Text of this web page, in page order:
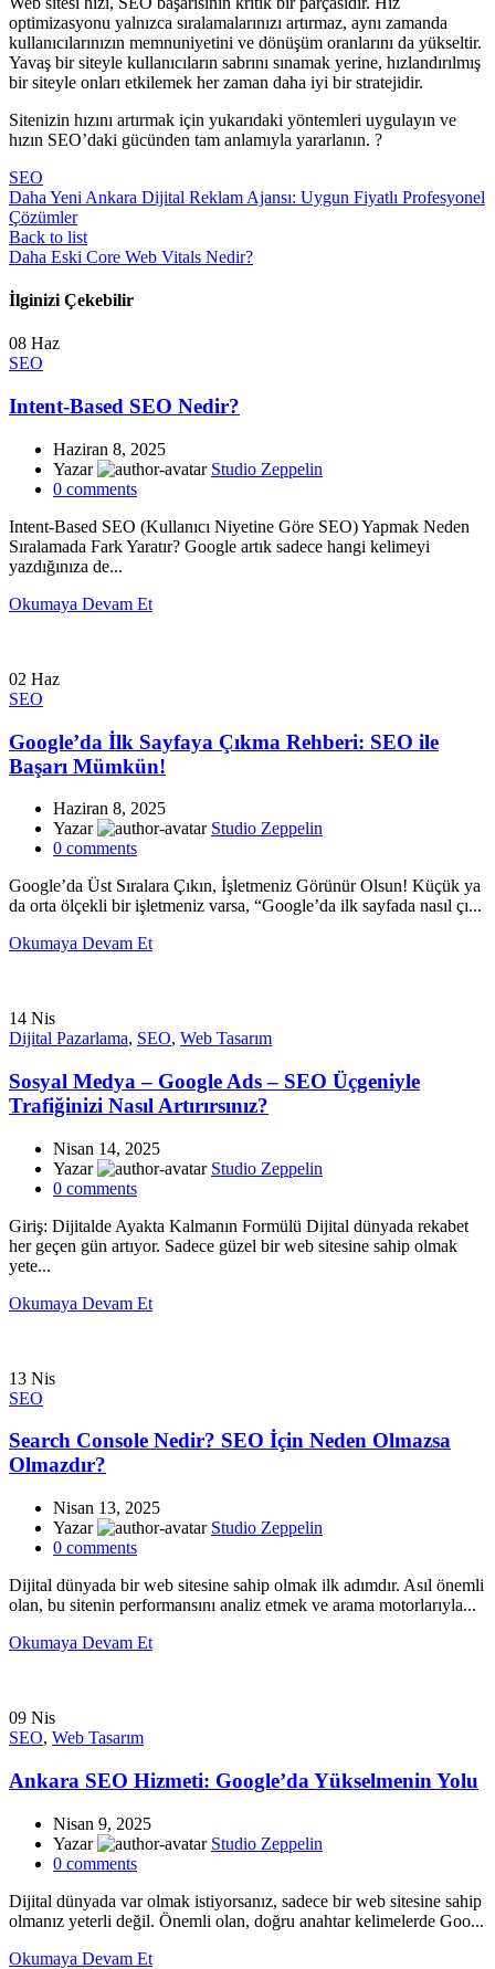
optimizasyonu yalnızca sıralamalarınızı artırmaz, aynı zamanda
kullanıcılarınızın memnuniyetini ve dönüşüm oranlarını da yükseltir.
Yavaş bir siteyle kullanıcıların sabrını sınamak yerine, hızlandırılmış
bir siteyle onları etkilemek her zaman daha iyi bir stratejidir.
Sitenizin hızını artırmak için yukarıdaki yöntemleri uygulayın ve
hızın SEO’daki gücünden tam anlamıyla yararlanın. ?
SEO
Daha Yeni Ankara Dijital Reklam Ajansı: Uygun Fiyatlı Profesyonel
Çözümler
Back to list
Daha Eski Core Web Vitals Nedir?
İlginizi Çekebilir
08 Haz
SEO
Intent-Based SEO Nedir?
Haziran 8, 2025
Yazar
Studio Zeppelin
0 comments
Intent-Based SEO (Kullanıcı Niyetine Göre SEO) Yapmak Neden
Sıralamada Fark Yaratır? Google artık sadece hangi kelimeyi
yazdığınıza de...
Okumaya Devam Et
02 Haz
SEO
Google’da İlk Sayfaya Çıkma Rehberi: SEO ile
Başarı Mümkün!
Haziran 8, 2025
Yazar
Studio Zeppelin
0 comments
Google’da Üst Sıralara Çıkın, İşletmeniz Görünür Olsun! Küçük ya
da orta ölçekli bir işletmeniz varsa, “Google’da ilk sayfada nasıl çı...
Okumaya Devam Et
14 Nis
Dijital Pazarlama, SEO, Web Tasarım
Sosyal Medya – Google Ads – SEO Üçgeniyle
Trafiğinizi Nasıl Artırırsınız?
Nisan 14, 2025
Yazar
Studio Zeppelin
0 comments
Giriş: Dijitalde Ayakta Kalmanın Formülü Dijital dünyada rekabet
her geçen gün artıyor. Sadece güzel bir web sitesine sahip olmak
yete...
Okumaya Devam Et
13 Nis
SEO
Search Console Nedir? SEO İçin Neden Olmazsa
Olmazdır?
Nisan 13, 2025
Yazar
Studio Zeppelin
0 comments
Dijital dünyada bir web sitesine sahip olmak ilk adımdır. Asıl önemli
olan, bu sitenin performansını analiz etmek ve arama motorlarıyla...
Okumaya Devam Et
09 Nis
SEO, Web Tasarım
Ankara SEO Hizmeti: Google’da Yükselmenin Yolu
Nisan 9, 2025
Yazar
Studio Zeppelin
0 comments
Dijital dünyada var olmak istiyorsanız, sadece bir web sitesine sahip
olmanız yeterli değil. Önemli olan, doğru anahtar kelimelerde Goo...
Okumaya Devam Et